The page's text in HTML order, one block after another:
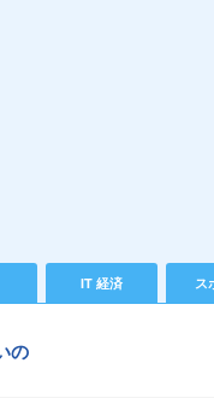
IT 経済 ス
の